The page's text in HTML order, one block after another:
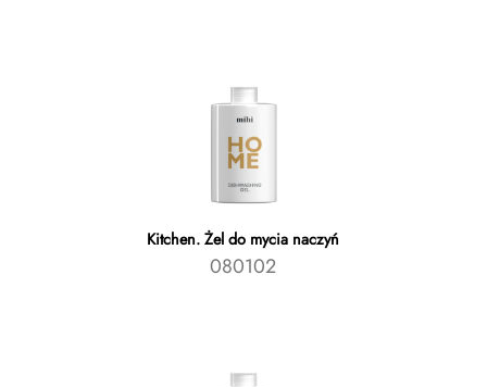
Kitchen. Żel do mycia naczyń
080102